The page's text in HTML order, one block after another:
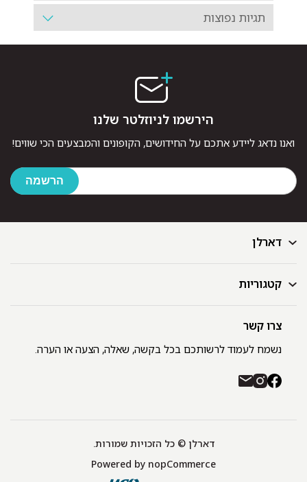
תגיות נפוצות
דארלן
דף הבית
GIFT CARD
רשימת חנויות
משלוחים והחזרות
קטגוריות
מצעים
מגבות
כיסויי מיטה
צרו קשר
נשמח לעמוד לרשותכם בכל בקשה, שאלה, הצעה או הערה.
הירשמו לניוזלטר שלנו
ואנו נדאג ליידע אתכם על החידושים, הקופונים והמבצעים הכי שווים!
דארלן © כל הזכויות שמורות.
Powered by nopCommerce